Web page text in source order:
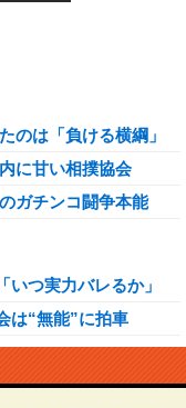
のは「負ける横綱」
に甘い相撲協会
ガチンコ闘争本能
つ実力バレるか」
は“無能”に拍車